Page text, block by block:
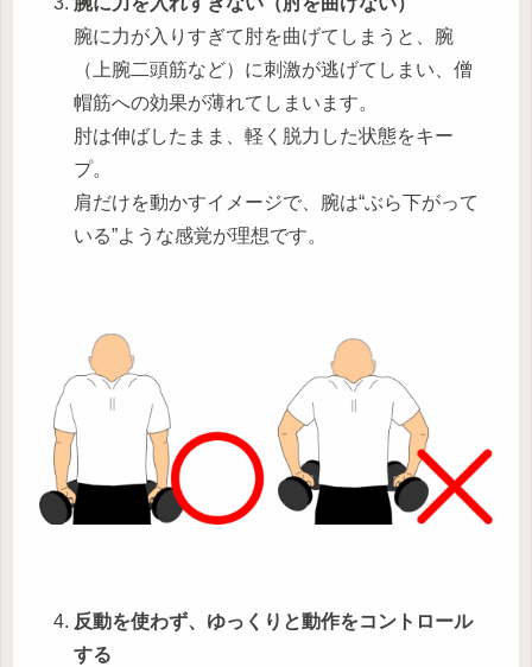
腕に力が入りすぎて肘を曲げてしまうと、腕
（上腕二頭筋など）に刺激が逃げてしまい、僧
帽筋への効果が薄れてしまいます。
肘は伸ばしたまま、軽く脱力した状態をキー
プ。
肩だけを動かすイメージで、腕は“ぶら下がって
いる”ような感覚が理想です。
反動を使わず、ゆっくりと動作をコントロール
する